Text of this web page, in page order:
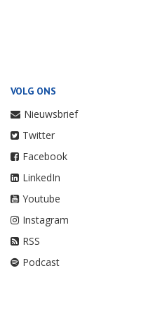
VOLG ONS
Nieuwsbrief
Twitter
Facebook
LinkedIn
Youtube
Instagram
RSS
Podcast